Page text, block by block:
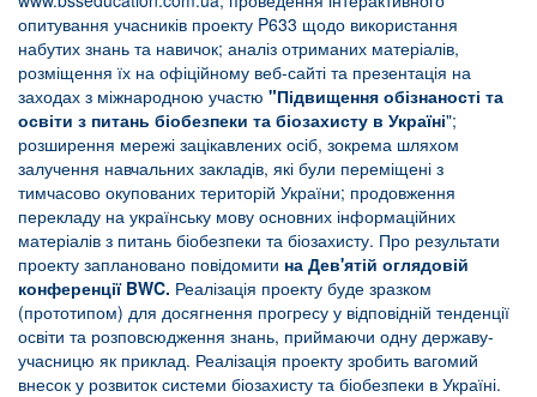
опитування учасників проекту P633 щодо використання
набутих знань та навичок; аналіз отриманих матеріалів,
розміщення їх на офіційному веб-сайті та презентація на
заходах з міжнародною участю "Підвищення обізнаності та
освіти з питань біобезпеки та біозахисту в Україні";
розширення мережі зацікавлених осіб, зокрема шляхом
залучення навчальних закладів, які були переміщені з
тимчасово окупованих територій України; продовження
перекладу на українську мову основних інформаційних
матеріалів з питань біобезпеки та біозахисту. Про результати
проекту заплановано повідомити на Дев'ятій оглядовій
конференції BWC. Реалізація проекту буде зразком
(прототипом) для досягнення прогресу у відповідній тенденції
освіти та розповсюдження знань, приймаючи одну державу-
учасницю як приклад. Реалізація проекту зробить вагомий
внесок у розвиток системи біозахисту та біобезпеки в Україні.